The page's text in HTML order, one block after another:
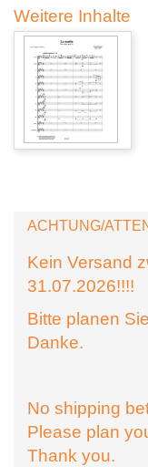
Weitere Inhalte
ACHTUNG/
Kein Versand
31.07.2026!!!!
Bitte planen
Danke.
No shipping
Please plan
Thank you.